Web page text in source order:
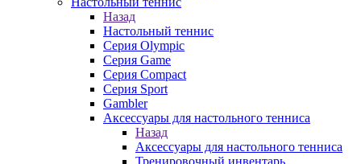
Назад
Настольный теннис
Серия Olympic
Серия Game
Серия Compact
Серия Sport
Gambler
Аксессуары для настольного тенниса
Назад
Аксессуары для настольного тенниса
Тренировочный инвентарь